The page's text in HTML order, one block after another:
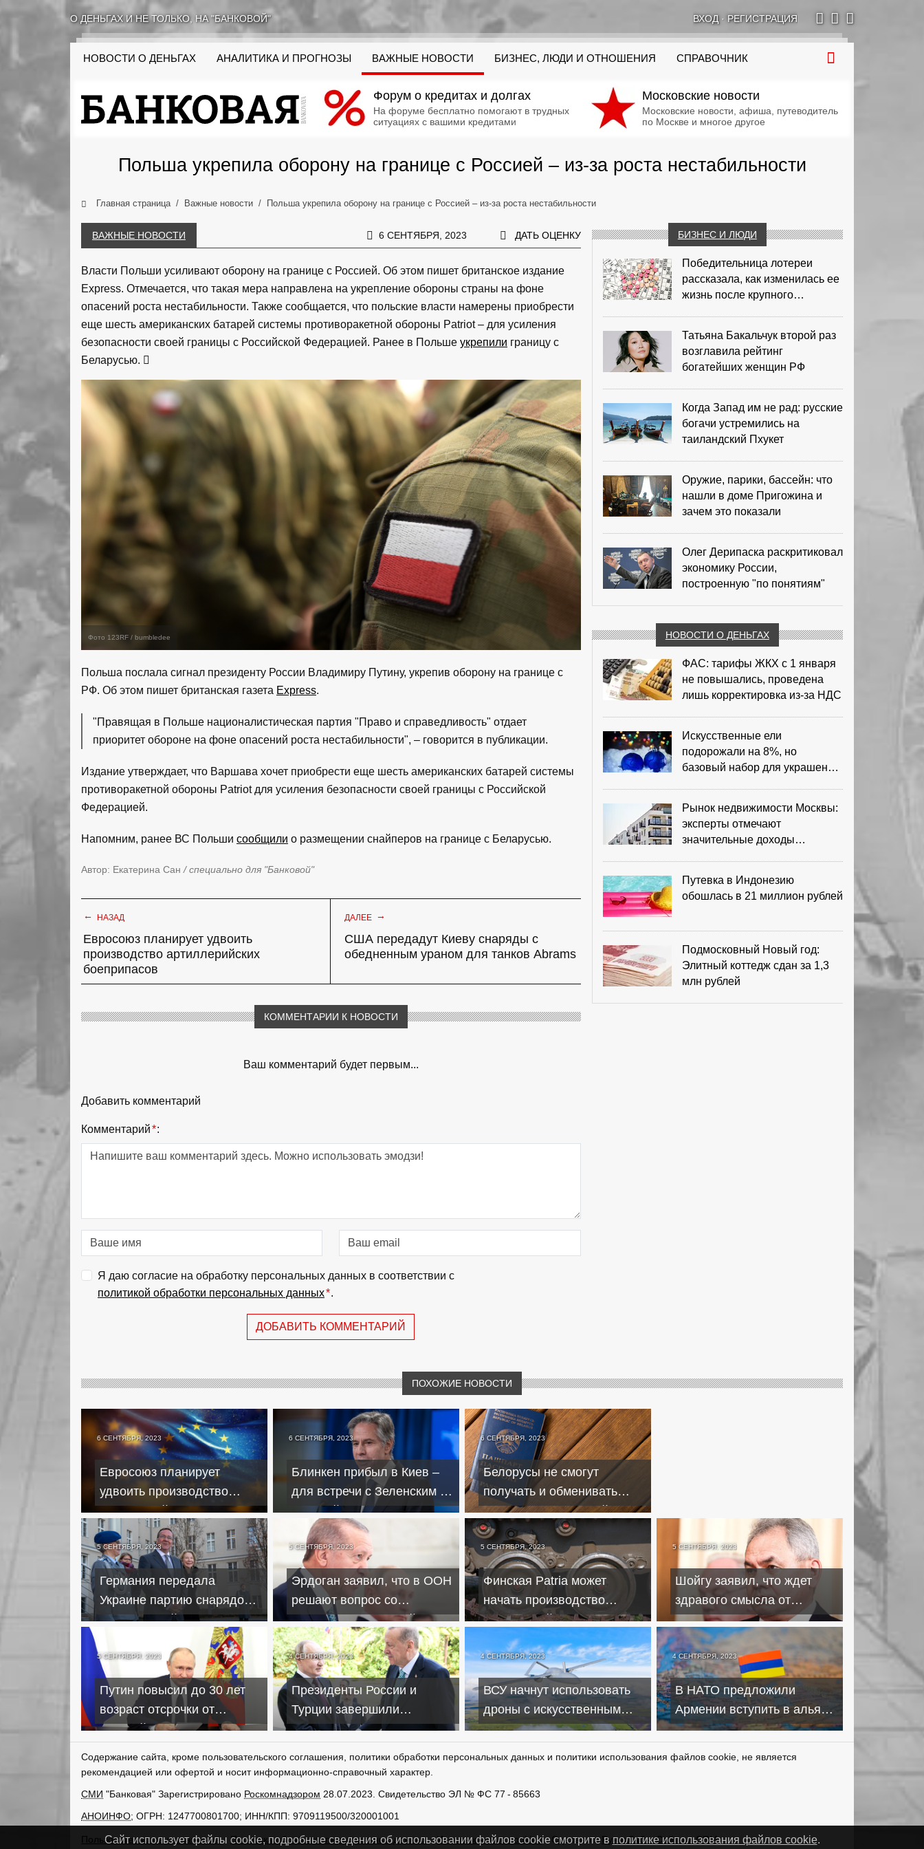
О ДЕНЬГАХ И НЕ ТОЛЬКО, НА "БАНКОВОЙ" ВХОД· РЕГИСТРАЦИЯ
НОВОСТИ О ДЕНЬГАХ АНАЛИТИКА И ПРОГНОЗЫ ВАЖНЫЕ НОВОСТИ БИЗНЕС, ЛЮДИ И ОТНОШЕНИЯ СПРАВОЧНИК
Форум о кредитах и долгах
На форуме бесплатно помогают в трудных
ситуациях с вашими кредитами
Московские новости
Московские новости, афиша, путеводитель
по Москве и многое другое
Польша укрепила оборону на границе с Россией – из-за роста нестабильности
Главная страница Важные новости Польша укрепила оборону на границе с Россией – из-за роста нестабильности
ВАЖНЫЕ НОВОСТИ 6 СЕНТЯБРЯ, 2023 ДАТЬ ОЦЕНКУ
Власти Польши усиливают оборону на границе с Россией. Об этом пишет британское издание
Express. Отмечается, что такая мера направлена на укрепление обороны страны на фоне
опасений роста нестабильности. Также сообщается, что польские власти намерены приобрести
еще шесть американских батарей системы противоракетной обороны Patriot – для усиления
безопасности своей границы с Российской Федерацией. Ранее в Польше укрепили границу с
Беларусью.
Фото 123RF / bumbledee
Польша послала сигнал президенту России Владимиру Путину, укрепив оборону на границе с
РФ. Об этом пишет британская газета Express.
"Правящая в Польше националистическая партия "Право и справедливость" отдает
приоритет обороне на фоне опасений роста нестабильности", – говорится в публикации.
Издание утверждает, что Варшава хочет приобрести еще шесть американских батарей системы
противоракетной обороны Patriot для усиления безопасности своей границы с Российской
Федерацией.
Напомним, ранее ВС Польши сообщили о размещении снайперов на границе с Беларусью.
Автор: Екатерина Сан/ специально для "Банковой"
← НАЗАД
Евросоюз планирует удвоить
производство артиллерийских
боеприпасов
ДАЛЕЕ →
США передадут Киеву снаряды с
обедненным ураном для танков Abrams
КОММЕНТАРИИ К НОВОСТИ
Ваш комментарий будет первым...
Добавить комментарий
Комментарий*:
Я даю согласие на обработку персональных данных в соответствии с
политикой обработки персональных данных*.
ДОБАВИТЬ КОММЕНТАРИЙ
БИЗНЕС И ЛЮДИ
Победительница лотереи
рассказала, как изменилась ее
жизнь после крупного
Татьяна Бакальчук второй раз
возглавила рейтинг
богатейших женщин РФ
Когда Запад им не рад: русские
богачи устремились на
таиландский Пхукет
Оружие, парики, бассейн: что
нашли в доме Пригожина и
зачем это показали
Олег Дерипаска раскритиковал
экономику России,
построенную "по понятиям"
НОВОСТИ О ДЕНЬГАХ
ФАС: тарифы ЖКХ с 1 января
не повышались, проведена
лишь корректировка из‑за НДС
Искусственные ели
подорожали на 8%, но
базовый набор для украшения
Рынок недвижимости Москвы:
эксперты отмечают
значительные доходы
Путевка в Индонезию
обошлась в 21 миллион рублей
Подмосковный Новый год:
Элитный коттедж сдан за 1,3
млн рублей
ПОХОЖИЕ НОВОСТИ
6 СЕНТЯБРЯ, 2023
Евросоюз планирует
удвоить производство
артиллерийских
боеприпасов
6 СЕНТЯБРЯ, 2023
Блинкен прибыл в Киев –
для встречи с Зеленским и
Кулебой
6 СЕНТЯБРЯ, 2023
Белорусы не смогут
получать и обменивать
паспорта за границей
совместные с США учения
5 СЕНТЯБРЯ, 2023
Германия передала
Украине партию снарядов
для зенитной установки
5 СЕНТЯБРЯ, 2023
Эрдоган заявил, что в ООН
решают вопрос со
страхованием российских
судов
5 СЕНТЯБРЯ, 2023
Финская Patria может
начать производство
вооружений на Украине
5 СЕНТЯБРЯ, 2023
Шойгу заявил, что ждет
здравого смысла от
министра обороны Украины
Умерова
5 СЕНТЯБРЯ, 2023
Путин повысил до 30 лет
возраст отсрочки от
срочной службы для
4 СЕНТЯБРЯ, 2023
Президенты России и
Турции завершили
переговоры в Сочи – итоги
4 СЕНТЯБРЯ, 2023
ВСУ начнут использовать
дроны с искусственным
интеллектом
4 СЕНТЯБРЯ, 2023
В НАТО предложили
Армении вступить в альянс
– для "защиты"
Содержание сайта, кроме пользовательского соглашения, политики обработки персональных данных и политики использования файлов cookie, не является
рекомендацией или офертой и носит информационно-справочный характер.
СМИ "Банковая" Зарегистрировано Роскомнадзором 28.07.2023. Свидетельство ЭЛ № ФС 77 - 85663
АНОИНФО; ОГРН: 1247700801700; ИНН/КПП: 9709119500/320001001
Пользовательское соглашение Политика обработки персональных данных Использование cookies Сделано вРунетЛаб – Сайты и CRM
Сайт использует файлы cookie, подробные сведения об использовании файлов cookie смотрите вполитике использования файлов cookie.